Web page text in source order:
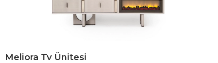
Meliora Tv Ünitesi